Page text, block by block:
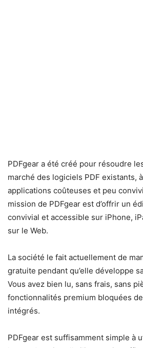
PDFgear a été créé pour résoudre
marché des logiciels PDF existants,
applications coûteuses et peu
mission de PDFgear est d’offrir un
convivial et accessible sur iPhone,
sur le Web.
La société le fait actuellement de
gratuite pendant qu’elle développe
Vous avez bien lu, sans frais, sans
fonctionnalités premium bloquées
intégrés.
PDFgear est suffisamment simple à